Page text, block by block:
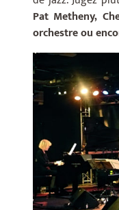
Pat Metheny,
orchestre ou